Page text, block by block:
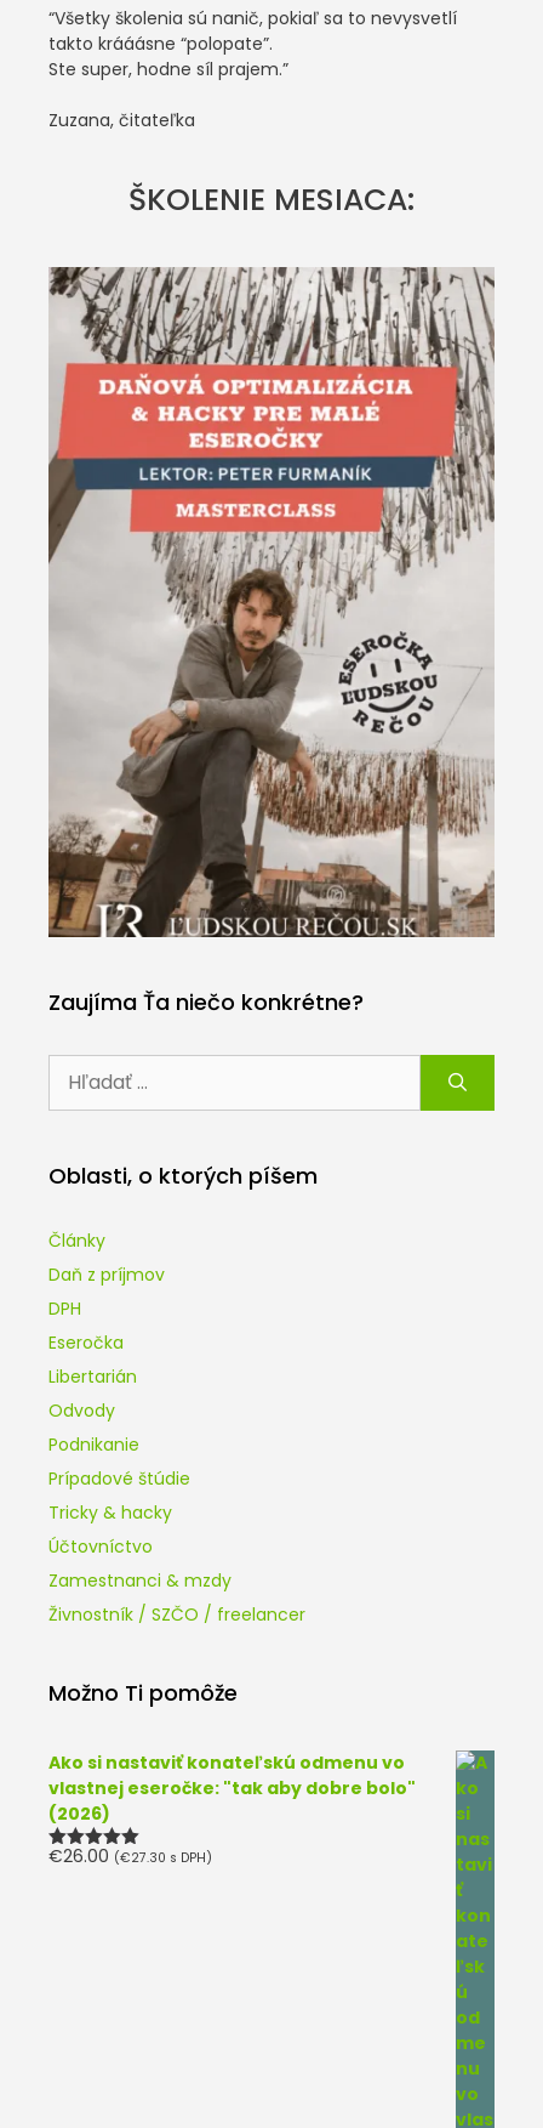
“Všetky školenia sú nanič, pokiaľ sa to nevysvetlí
takto krááásne “polopate”.
Ste super, hodne síl prajem.”
Zuzana, čitateľka
ŠKOLENIE MESIACA:
Zaujíma Ťa niečo konkrétne?
Oblasti, o ktorých píšem
Články
Daň z príjmov
DPH
Eseročka
Libertarián
Odvody
Podnikanie
Prípadové štúdie
Tricky & hacky
Účtovníctvo
Zamestnanci & mzdy
Živnostník / SZČO / freelancer
Možno Ti pomôže
Ako si nastaviť konateľskú odmenu vo
vlastnej eseročke: "tak aby dobre bolo"
(2026)
Hodnotenie
€26.00 (€27.30 s DPH)